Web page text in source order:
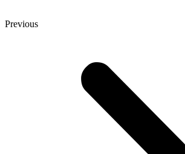
Previous